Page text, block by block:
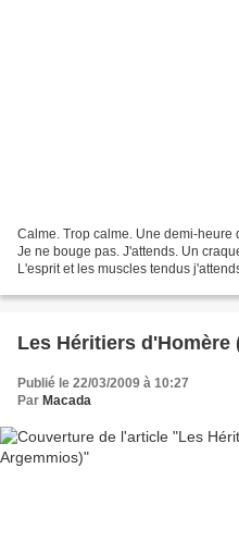
Calme. Trop calme. Une demi-heure
Je ne bouge pas. J'attends. Un
L'esprit et les muscles tendus
Les Héritiers
Publié le 22/03/2009 à 10:27
Par Macada